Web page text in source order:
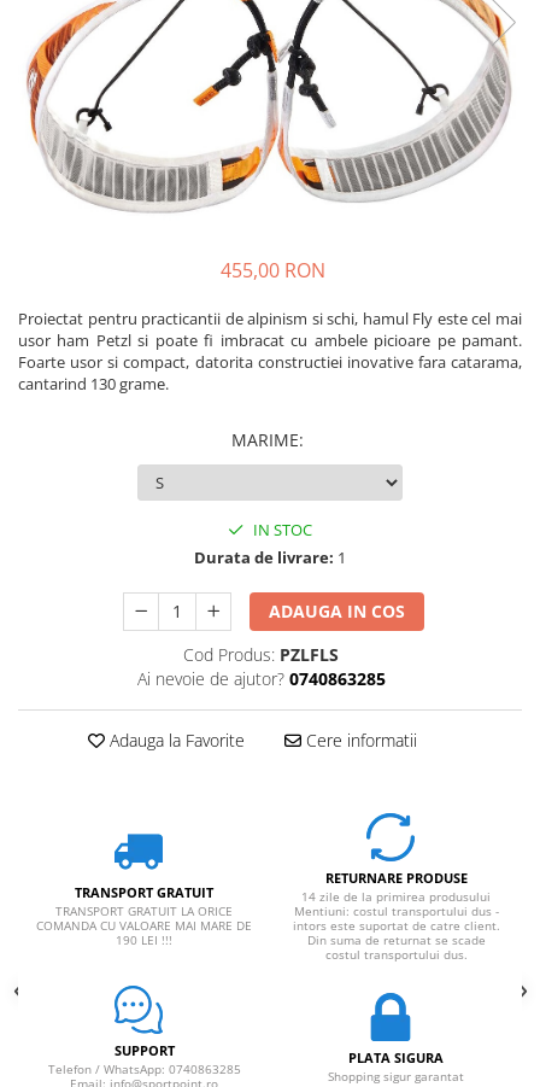
Slackline
Accesorii
Copii
Espadrile
Casti
Lopeti de zapada / avalansa
Caciuli
Jachete
Sosete
Bandane
Imbracaminte de corp
Copii
Jachete copii
Sosete
Imbracaminte de corp
455,00 RON
Proiectat pentru practicantii de alpinism si schi, hamul Fly este cel mai
usor ham Petzl si poate fi imbracat cu ambele picioare pe pamant.
Foarte usor si compact, datorita constructiei inovative fara catarama,
cantarind 130 grame.
MARIME:
IN STOC
Durata de livrare: 1
ADAUGA IN COS
Cod Produs: PZLFLS
Ai nevoie de ajutor? 0740863285
Adauga la Favorite Cere informatii
TRANSPORT GRATUIT
TRANSPORT GRATUIT LA ORICE
COMANDA CU VALOARE MAI MARE DE
190 LEI !!!
RETURNARE PRODUSE
14 zile de la primirea produsului
Mentiuni: costul transportului dus -
intors este suportat de catre client.
Din suma de returnat se scade
costul transportului dus.
SUPPORT
Telefon / WhatsApp: 0740863285
Email: info@sportpoint.ro
PLATA SIGURA
Shopping sigur garantat